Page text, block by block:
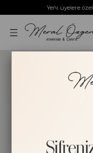
Yeni üyelere özel